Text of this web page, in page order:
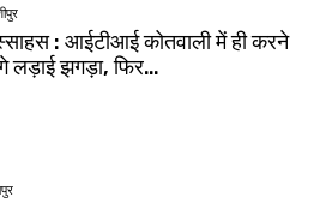
: आईटीआई कोतवाली में ही करने
लड़ाई झगड़ा, फिर…